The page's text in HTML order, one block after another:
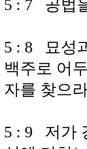
5 : 7 공법
5 : 8 묘성
백주로 어
자를 찾으
5 : 9 저가